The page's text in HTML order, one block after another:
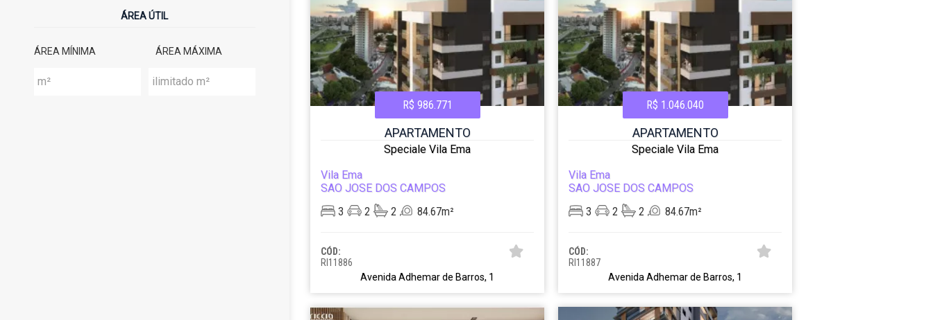
ÁREA ÚTIL
ÁREA MÍNIMA ÁREA MÁXIMA
R$ 986.771
APARTAMENTO
Speciale Vila Ema
Vila Ema
SAO JOSE DOS CAMPOS
3
2 2 84.67m²
CÓD:
RI11886
Avenida Adhemar de Barros, 1
R$ 1.046.040
APARTAMENTO
Speciale Vila Ema
Vila Ema
SAO JOSE DOS CAMPOS
3
2 2 84.67m²
CÓD:
RI11887
Avenida Adhemar de Barros, 1